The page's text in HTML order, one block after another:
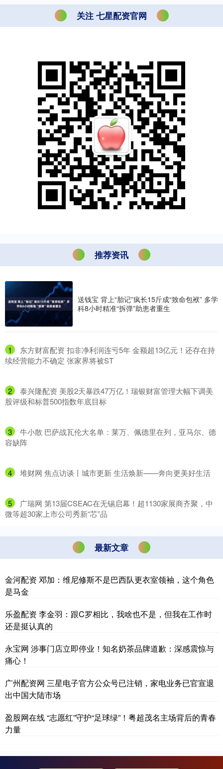
关注 七星配资官网
推荐资讯
送钱宝 背上“胎记”疯长15斤成“致命包袱” 多学
科8小时精准“拆弹”助患者重生
1
​东方财富配资 扣非净利润连亏5年 金额超13亿元！还存在持
续经营能力不确定 张家界将被ST
2
​泰兴隆配资 美股2天暴跌47万亿！瑞银财富管理大幅下调美
股评级和标普500指数年底目标
3
​牛小散 巴萨战瓦伦大名单：莱万、佩德里在列，亚马尔、德
容缺阵
4 ​堆财网 焦点访谈丨城市更新 生活焕新——奔向更美好生活
5
​广瑞网 第13届CSEAC在无锡启幕！超1130家展商齐聚，中
微等超30家上市公司秀新“芯”品
最新文章
金河配资 邓加：维尼修斯不是巴西队更衣室领袖，这个角色
是马金
乐盈配资 李金羽：跟C罗相比，我啥也不是，但我在工作时
还是挺认真的
永宝网 涉事门店立即停业！知名奶茶品牌道歉：深感震惊与
痛心！
广州配资网 三星电子官方公众号已注销，家电业务已官宣退
出中国大陆市场
盈股网在线 “志愿红”守护“足球绿”！粤超茂名主场背后的青春
力量